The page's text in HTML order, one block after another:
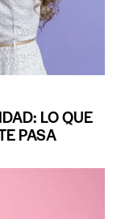
LO QUE
PASA